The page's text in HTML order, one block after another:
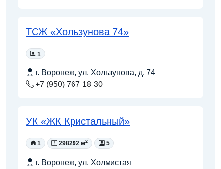
ТСЖ «Хользунова 74»
1
г. Воронеж, ул. Хользунова, д. 74
+7 (950) 767-18-30
УК «ЖК Кристальный»
1 298292 м2 5
г. Воронеж, ул. Холмистая